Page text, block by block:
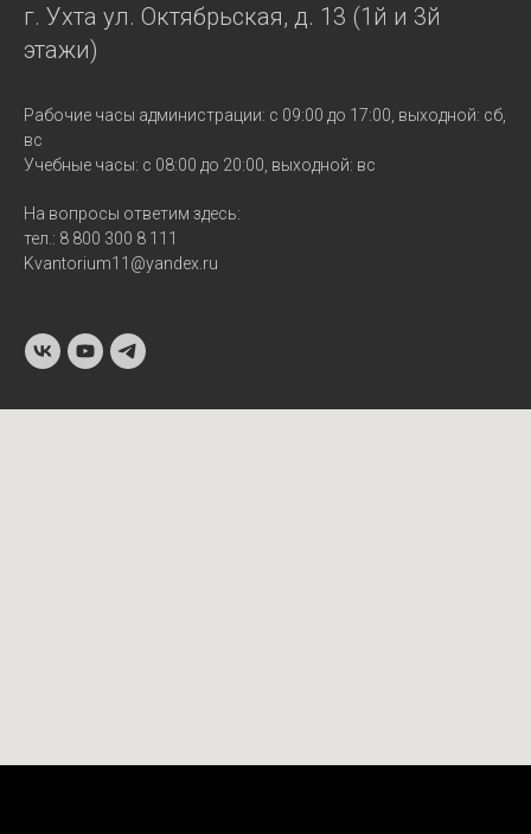
г. Ухта ул. Октябрьская, д. 13 (1й и 3й
этажи)
Рабочие часы администрации: с 09:00 до 17:00, выходной: сб,
вс
Учебные часы: с 08:00 до 20:00, выходной: вс
На вопросы ответим здесь:
тел.: 8 800 300 8 111
Kvantorium11@yandex.ru